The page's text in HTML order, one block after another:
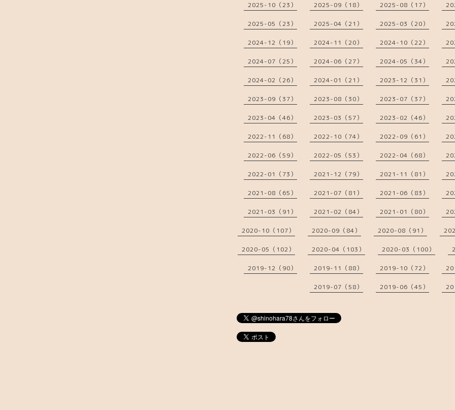
2025-10（23） 2025-09（18） 2025-08（17）
2025-05（23） 2025-04（21） 2025-03（20）
2024-12（19） 2024-11（20） 2024-10（22）
2024-07（25） 2024-06（27） 2024-05（34）
2024-02（26） 2024-01（21） 2023-12（31）
2023-09（37） 2023-08（30） 2023-07（37）
2023-04（46） 2023-03（57） 2023-02（46）
2022-11（68） 2022-10（74） 2022-09（61）
2022-06（59） 2022-05（53） 2022-04（68）
2022-01（73） 2021-12（79） 2021-11（81）
2021-08（65） 2021-07（81） 2021-06（83）
2021-03（91） 2021-02（84） 2021-01（80）
2020-10（107） 2020-09（84） 2020-08（91）
2020-05（102） 2020-04（103） 2020-03（100）
2019-12（90） 2019-11（88） 2019-10（72）
2019-07（58） 2019-06（45）